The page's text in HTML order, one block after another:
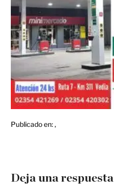
Publicado en:,
Deja una respuesta